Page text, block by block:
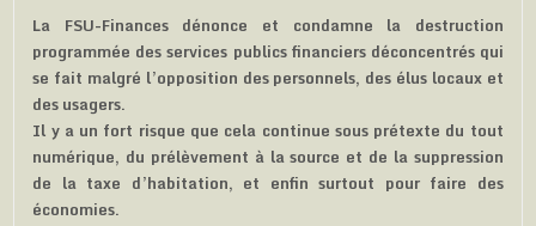
La FSU-Finances dénonce et condamne la destruction
programmée des services publics financiers déconcentrés qui
se fait malgré l’opposition des personnels, des élus locaux et
des usagers.
Il y a un fort risque que cela continue sous prétexte du tout
numérique, du prélèvement à la source et de la suppression
de la taxe d’habitation, et enfin surtout pour faire des
économies.